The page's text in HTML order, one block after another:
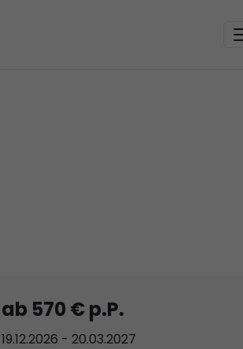
ab 570 € p.P.
19.12.2026 - 20.03.2027